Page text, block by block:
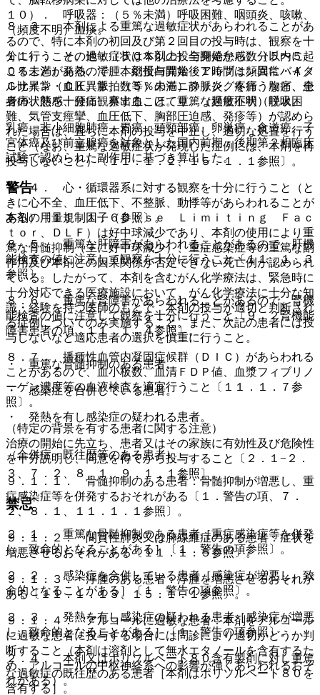
８．３． 本剤による重篤な過敏症状があらわれることがあ
るので、特に本剤の初回及び第２回目の投与時は、観察を十
分に行うこと。過敏症状は本剤の投与開始から数分以内に起
こることがあるので、本剤投与開始後１時間は頻回にバイタ
ルサイン（血圧、脈拍数等）のモニタリングを行うなど、患
者の状態を十分に観察すること。重篤な過敏症状（呼吸困
難、気管支痙攣、血圧低下、胸部圧迫感、発疹等）が認めら
れた場合は、直ちに本剤の投与を中止し、適切な処置を行う
こと（なお、重篤な過敏症状が発現した症例には、本剤を再
投与しないこと）〔１１．１．２、１５．１．１参照〕。
８．４． 心・循環器系に対する観察を十分に行うこと（と
きに心不全、血圧低下、不整脈、動悸等があらわれることが
ある）〔１１．１．６参照〕。
８．５． 重篤な肝障害があらわれることがあるので、肝機
能検査の値に注意して観察を十分に行うこと〔１１．１．３
参照〕。
８．６． 重篤な腎障害があらわれることがあるので、腎機
能検査の値に注意して観察を十分に行うこと〔９．２腎機能
障害患者の項、１１．１．４参照〕。
８．７． 播種性血管内凝固症候群（ＤＩＣ）があらわれる
ことがあるので、血小板数、血清ＦＤＰ値、血漿フィブリノ
ーゲン濃度等の血液検査を適宜行うこと〔１１．１．７参
照〕。
（特定の背景を有する患者に関する注意）
（合併症・既往歴等のある患者）
９．１．１． 骨髄抑制のある患者：骨髄抑制が増悪し、重
症感染症等を併発するおそれがある〔１．警告の項、７．
２、８．１、１１．１．１参照〕。
９．１．２． 間質性肺炎又は肺線維症のある患者：症状を
増悪させるおそれがある〔１１．１．５参照〕。
９．１．３． 浮腫のある患者：浮腫を増悪させるおそれが
ある〔１１．１．１３、１５．１．１参照〕。
９．１．４． アルコールに過敏な患者：本剤をアルコール
に過敏な患者に投与する場合には問診により適切かどうか判
断すること（本剤は溶剤として無水エタノールを含有するた
め、アルコールの中枢神経系への影響が強くあらわれるおそ
れがある）。
１０）． 呼吸器：（５％未満）呼吸困難、咽頭炎、咳嗽、
（頻度不明）血痰。
１１）． その他：（５０％以上）全身倦怠感、（５〜５
０％未満）発熱、浮腫、総蛋白異常・アルブミン異常・Ａ／
Ｇ比異常・ＣＫ異常、（５％未満）静脈炎、疼痛、胸痛、全
身痛、熱感、腰痛、鼻出血、ほてり、（頻度不明）脱水。
乳癌、非小細胞肺癌、胃癌、頭頸部癌、卵巣癌、食道癌、子
宮体癌及び前立腺癌を対象とした国内前期・後期第２相臨床
試験で認められた副作用に基づき算出した。
警告
本剤の用量規制因子（Ｄｏｓｅ Ｌｉｍｉｔｉｎｇ Ｆａｃ
ｔｏｒ、ＤＬＦ）は好中球減少であり、本剤の使用により重
篤な骨髄抑制（主に好中球減少）、重症感染症等の重篤な副
作用及び本剤との因果関係が否定できない死亡例が認められ
ている。したがって、本剤を含むがん化学療法は、緊急時に
十分対応できる医療施設において、がん化学療法に十分な知
識・経験を持つ医師のもとで、本剤の投与が適切と判断され
る症例についてのみ実施すること。また、次記の患者には投
与しないなど適応患者の選択を慎重に行うこと。
・ 重篤な骨髄抑制のある患者。
・ 感染症を合併している患者。
・ 発熱を有し感染症の疑われる患者。
治療の開始に先立ち、患者又はその家族に有効性及び危険性
を十分説明し、同意を得てから投与すること〔２．１−２．
３、７．２、８．１、９．１．１参照〕。
禁忌
２．１． 重篤な骨髄抑制のある患者［重症感染症等を併発
し、致命的となることがある］〔１．警告の項参照〕。
２．２． 感染症を合併している患者［感染症が増悪し、致
命的となることがある］〔１．警告の項参照〕。
２．３． 発熱を有し感染症の疑われる患者［感染症が増悪
し、致命的となることがある］〔１．警告の項参照〕。
２．４． 本剤又はポリソルベート８０含有製剤に対し重篤
な過敏症の既往歴のある患者［本剤はポリソルベート８０を
含有する］。